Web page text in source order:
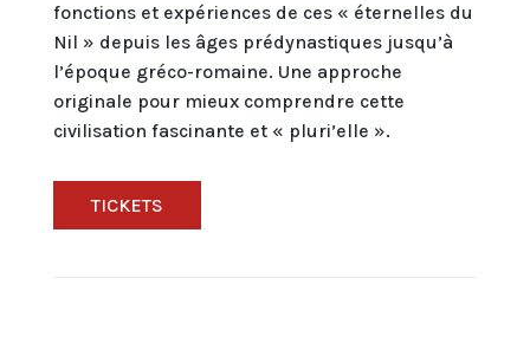
fonctions et expériences de ces « éternelles du
Nil » depuis les âges prédynastiques jusqu’à
l’époque gréco-romaine. Une approche
originale pour mieux comprendre cette
civilisation fascinante et « pluri’elle ».
TICKETS